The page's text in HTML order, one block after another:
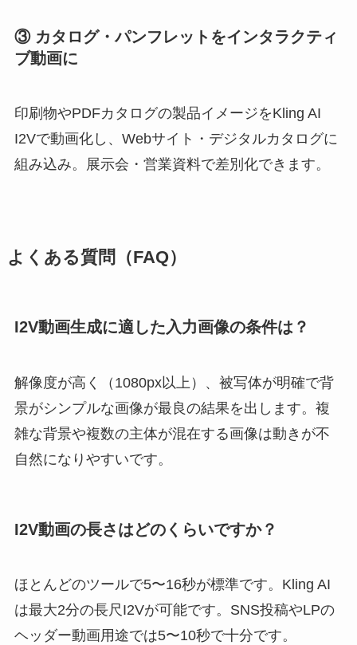
③ カタログ・パンフレットをインタラクティ
ブ動画に
印刷物やPDFカタログの製品イメージをKling AI
I2Vで動画化し、Webサイト・デジタルカタログに
組み込み。展示会・営業資料で差別化できます。
よくある質問（FAQ）
I2V動画生成に適した入力画像の条件は？
解像度が高く（1080px以上）、被写体が明確で背
景がシンプルな画像が最良の結果を出します。複
雑な背景や複数の主体が混在する画像は動きが不
自然になりやすいです。
I2V動画の長さはどのくらいですか？
ほとんどのツールで5〜16秒が標準です。Kling AI
は最大2分の長尺I2Vが可能です。SNS投稿やLPの
ヘッダー動画用途では5〜10秒で十分です。